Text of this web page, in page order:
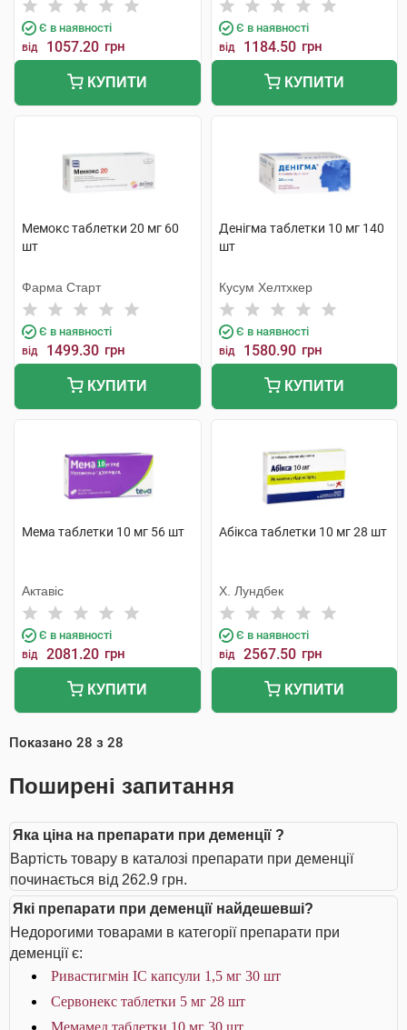
Є в наявності
від 1057.20 грн
КУПИТИ
Є в наявності
від 1184.50 грн
КУПИТИ
Мемокс таблетки 20 мг 60
шт
Фарма Старт
Є в наявності
від 1499.30 грн
КУПИТИ
Денігма таблетки 10 мг 140
шт
Кусум Хелтхкер
Є в наявності
від 1580.90 грн
КУПИТИ
Мема таблетки 10 мг 56 шт
Актавіс
Є в наявності
від 2081.20 грн
КУПИТИ
Абікса таблетки 10 мг 28 шт
Х. Лундбек
Є в наявності
від 2567.50 грн
КУПИТИ
Показано 28 з 28
Поширені запитання
Яка ціна на препарати при деменції ?
Вартість товару в каталозі препарати при деменції
починається від 262.9 грн.
Які препарати при деменції найдешевші?
Недорогими товарами в категорії препарати при
деменції є:
Ривастигмін IC капсули 1,5 мг 30 шт
Сервонекс таблетки 5 мг 28 шт
Мемамед таблетки 10 мг 30 шт